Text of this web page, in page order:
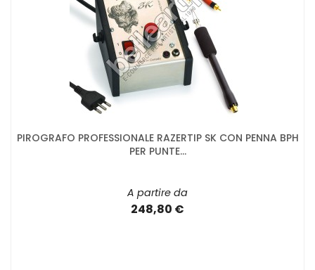
PIROGRAFO PROFESSIONALE RAZERTIP SK CON PENNA BPH
PER PUNTE...
A partire da
248,80 €